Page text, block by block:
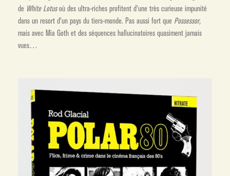
de White Lotusoù des ultra-riches profitent d’une très curieuse impunité
dans un resort d’un pays du tiers-monde. Pas aussi fort que Possessor,
mais avec Mia Goth et des séquences hallucinatoires quasiment jamais
vues…